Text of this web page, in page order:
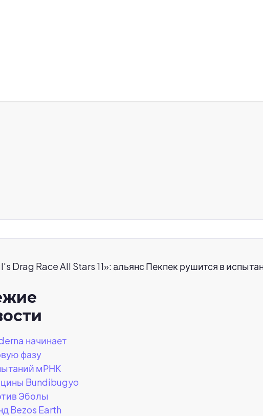
Drag Race All Stars 11»: альянс Пекпек рушится в
начинает
фазу
мРНК
Bundibugyo
Эболы
Bezos Earth